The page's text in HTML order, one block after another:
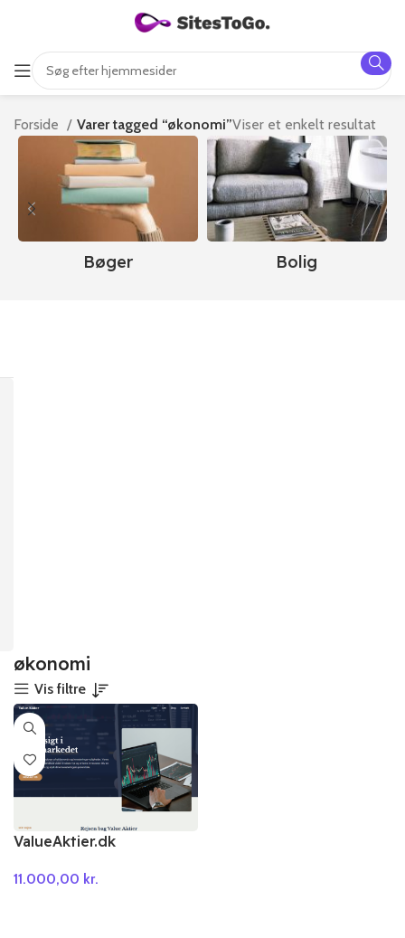
Forside Varer tagged “økonomi”Viser et enkelt resultat
Bøger Bolig
økonomi
Vis filtre
ValueAktier.dk
11.000,00 kr.